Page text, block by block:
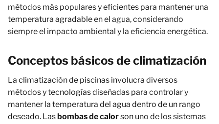
métodos más populares y eficientes para mantener una
temperatura agradable en el agua, considerando
siempre el impacto ambiental y la eficiencia energética.
Conceptos básicos de climatización
La climatización de piscinas involucra diversos
métodos y tecnologías diseñadas para controlar y
mantener la temperatura del agua dentro de un rango
deseado. Lasbombas de calorson uno de los sistemas